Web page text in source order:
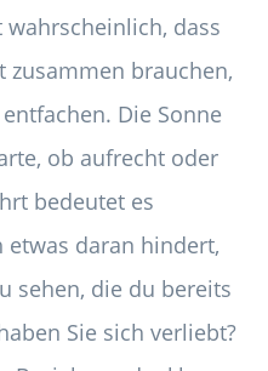
wahrscheinlich, dass
zusammen brauchen,
Die Sonne
ob aufrecht oder
bedeutet es
etwas daran hindert,
sehen, die du bereits
Sie sich verliebt?